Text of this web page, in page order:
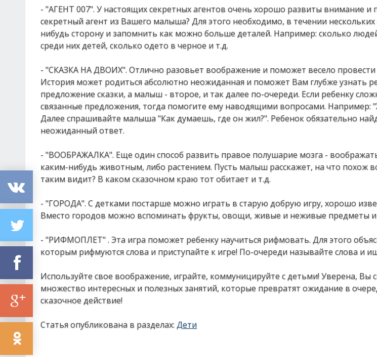
- "АГЕНТ 007". У настоящих секретных агентов очень хорошо развиты внимание и
секретный агент из Вашего малыша? Для этого необходимо, в течении
нибудь сторону и запомнить как можно больше деталей. Например: сколько
среди них детей, сколько одето в черное и т.д.
- "СКАЗКА НА ДВОИХ". Отлично разовьет воображение и поможет весело провести
История может родиться абсолютно неожиданная и поможет Вам глубже узнать
предложение сказки, а малыш - второе, и так далее по-очереди. Если ребенку
связанные предложения, тогда помогите ему наводящими вопросами. Например:
Далее спрашивайте малыша "Как думаешь, где он жил?". Ребенок обязательно
неожиданный ответ.
- "ВООБРАЖАЛКА". Еще один способ развить правое полушарие мозга -
каким-нибудь животным, либо растением. Пусть малыш расскажет, на что похож
таким видит? В каком сказочном краю тот обитает и т.д.
- "ГОРОДА". С детками постарше можно играть в старую добрую игру, хорошо
Вместо городов можно вспоминать фрукты, овощи, живые и неживые предметы и
- "РИФМОПЛЕТ" . Эта игра поможет ребенку научиться рифмовать. Для этого
которым рифмуются слова и приступайте к игре! По-очереди называйте слова и
Используйте свое воображение, играйте, коммуницируйте с детьми! Уверена,
множество интересных и полезных занятий, которые превратят ожидание в
сказочное действие!
Статья опубликована в разделах: Дети